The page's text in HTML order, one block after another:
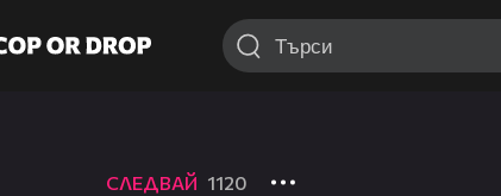
СЛЕДВАЙ 1120